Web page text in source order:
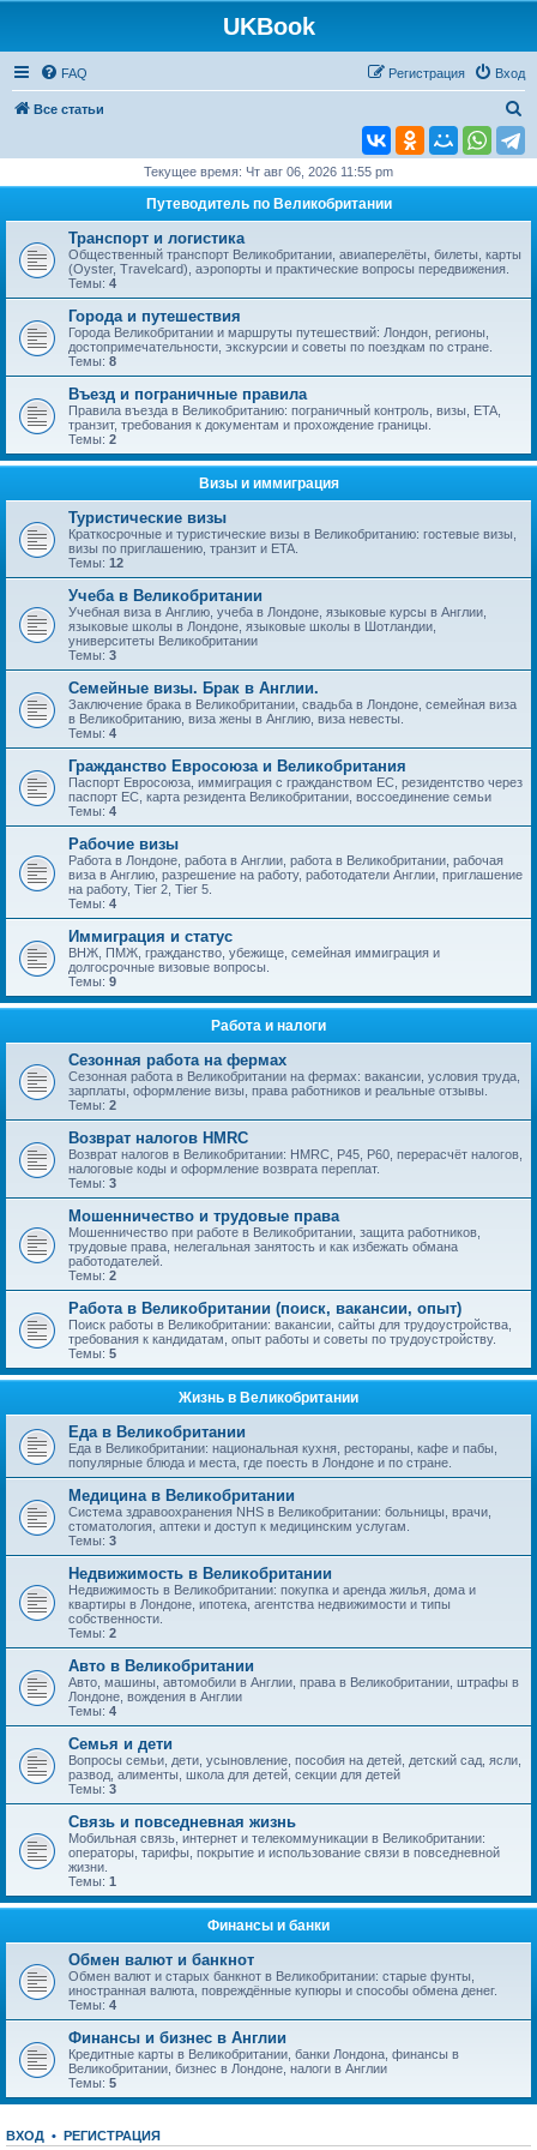
UKBook
FAQ Вход
Регистрация
Все статьи
к
Текущее время: Чт авг 06, 2026 11:55 pm
Путеводитель по Великобритании
Транспорт и логистика
Общественный транспорт Великобритании, авиаперелёты, билеты, карты
(Oyster, Travelcard), аэропорты и практические вопросы передвижения.
Темы: 4
Города и путешествия
Города Великобритании и маршруты путешествий: Лондон, регионы,
достопримечательности, экскурсии и советы по поездкам по стране.
Темы: 8
Въезд и пограничные правила
Правила въезда в Великобританию: пограничный контроль, визы, ETA,
транзит, требования к документам и прохождение границы.
Темы: 2
Визы и иммиграция
Туристические визы
Краткосрочные и туристические визы в Великобританию: гостевые визы,
визы по приглашению, транзит и ETA.
Темы: 12
Учеба в Великобритании
Учебная виза в Англию, учеба в Лондоне, языковые курсы в Англии,
языковые школы в Лондоне, языковые школы в Шотландии,
университеты Великобритании
Темы: 3
Семейные визы. Брак в Англии.
Заключение брака в Великобритании, свадьба в Лондоне, семейная виза
в Великобританию, виза жены в Англию, виза невесты.
Темы: 4
Гражданство Евросоюза и Великобритания
Паспорт Евросоюза, иммиграция с гражданством ЕС, резидентство через
паспорт ЕС, карта резидента Великобритании, воссоединение семьи
Темы: 4
Рабочие визы
Работа в Лондоне, работа в Англии, работа в Великобритании, рабочая
виза в Англию, разрешение на работу, работодатели Англии, приглашение
на работу, Tier 2, Tier 5.
Темы: 4
Иммиграция и статус
ВНЖ, ПМЖ, гражданство, убежище, семейная иммиграция и
долгосрочные визовые вопросы.
Темы: 9
Работа и налоги
Сезонная работа на фермах
Сезонная работа в Великобритании на фермах: вакансии, условия труда,
зарплаты, оформление визы, права работников и реальные отзывы.
Темы: 2
Возврат налогов HMRC
Возврат налогов в Великобритании: HMRC, P45, P60, перерасчёт налогов,
налоговые коды и оформление возврата переплат.
Темы: 3
Мошенничество и трудовые права
Мошенничество при работе в Великобритании, защита работников,
трудовые права, нелегальная занятость и как избежать обмана
работодателей.
Темы: 2
Работа в Великобритании (поиск, вакансии, опыт)
Поиск работы в Великобритании: вакансии, сайты для трудоустройства,
требования к кандидатам, опыт работы и советы по трудоустройству.
Темы: 5
Жизнь в Великобритании
Еда в Великобритании
Еда в Великобритании: национальная кухня, рестораны, кафе и пабы,
популярные блюда и места, где поесть в Лондоне и по стране.
Медицина в Великобритании
Система здравоохранения NHS в Великобритании: больницы, врачи,
стоматология, аптеки и доступ к медицинским услугам.
Темы: 3
Недвижимость в Великобритании
Недвижимость в Великобритании: покупка и аренда жилья, дома и
квартиры в Лондоне, ипотека, агентства недвижимости и типы
собственности.
Темы: 2
Авто в Великобритании
Авто, машины, автомобили в Англии, права в Великобритании, штрафы в
Лондоне, вождения в Англии
Темы: 4
Семья и дети
Вопросы семьи, дети, усыновление, пособия на детей, детский сад, ясли,
развод, алименты, школа для детей, секции для детей
Темы: 3
Связь и повседневная жизнь
Мобильная связь, интернет и телекоммуникации в Великобритании:
операторы, тарифы, покрытие и использование связи в повседневной
жизни.
Темы: 1
Финансы и банки
Обмен валют и банкнот
Обмен валют и старых банкнот в Великобритании: старые фунты,
иностранная валюта, повреждённые купюры и способы обмена денег.
Темы: 4
Финансы и бизнес в Англии
Кредитные карты в Великобритании, банки Лондона, финансы в
Великобритании, бизнес в Лондоне, налоги в Англии
Темы: 5
ВХОД • РЕГИСТРАЦИЯ